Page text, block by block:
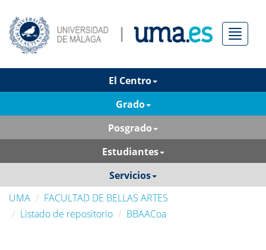
Menú
El Centro
Grado
Posgrado
Estudiantes
Servicios
UMA
FACULTAD DE BELLAS ARTES
Listado de repositorio
BBAACoa